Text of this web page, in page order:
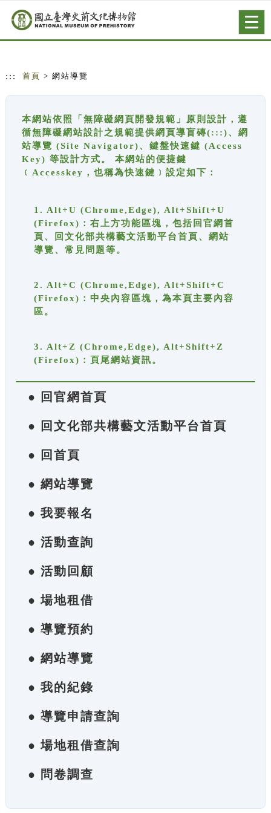
跳到主要內容
網站導覽
::: 首頁 > 網站導覽
本網站依照「無障礙網頁開發規範」原則設計，遵
循無障礙網站設計之規範提供網頁導盲磚(:::)、網
站導覽 (Site Navigator)、鍵盤快速鍵 (Access
Key) 等設計方式。 本網站的便捷鍵
﹝Accesskey，也稱為快速鍵﹞設定如下：
1. Alt+U (Chrome,Edge), Alt+Shift+U
(Firefox)：右上方功能區塊，包括回官網首
頁、回文化部共構藝文活動平台首頁、網站
導覽、常見問題等。
2. Alt+C (Chrome,Edge), Alt+Shift+C
(Firefox)：中央內容區塊，為本頁主要內容
區。
3. Alt+Z (Chrome,Edge), Alt+Shift+Z
(Firefox)：頁尾網站資訊。
● 回官網首頁
● 回文化部共構藝文活動平台首頁
● 回首頁
● 網站導覽
● 我要報名
● 活動查詢
● 活動回顧
● 場地租借
● 導覽預約
● 網站導覽
● 我的紀錄
● 導覽申請查詢
● 場地租借查詢
● 問卷調查